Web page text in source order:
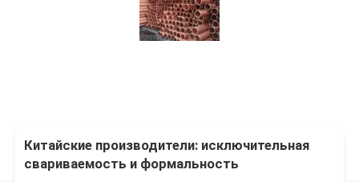
Китайские производители: исключительная
свариваемость и формальность